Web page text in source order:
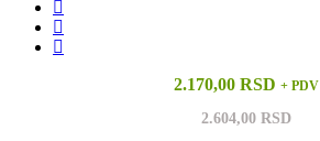
2.170,00 RSD + PDV
2.604,00 RSD